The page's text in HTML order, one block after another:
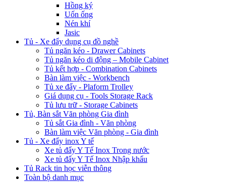
Hồng ký
Uốn ống
Nén khí
Jasic
Tủ - Xe đẩy dụng cụ đồ nghề
Tủ ngăn kéo - Drawer Cabinets
Tủ ngăn kéo di động – Mobile Cabinet
Tủ kết hợp - Combination Cabinets
Bàn làm việc - Workbench
Tủ xe đẩy - Plaform Trolley
Giá dụng cụ - Tools Storage Rack
Tủ lưu trữ - Storage Cabinets
Tủ, Bàn sắt Văn phòng Gia đình
Tủ sắt Gia đình - Văn phòng
Bàn làm việc Văn phòng - Gia đình
Tủ - Xe đẩy inox Y tế
Xe tủ đẩy Y Tế Inox Trong nước
Xe tủ đẩy Y Tế Inox Nhập khẩu
Tủ Rack tin học viễn thông
Toàn bộ danh mục